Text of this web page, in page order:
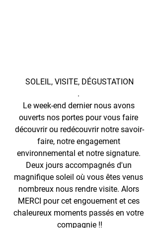
SOLEIL, VISITE, DÉGUSTATION
.
Le week-end dernier nous avons
ouverts nos portes pour vous faire
découvrir ou redécouvrir notre savoir-
faire, notre engagement
environnemental et notre signature.
Deux jours accompagnés d'un
magnifique soleil où vous êtes venus
nombreux nous rendre visite. Alors
MERCI pour cet engouement et ces
chaleureux moments passés en votre
compagnie !!